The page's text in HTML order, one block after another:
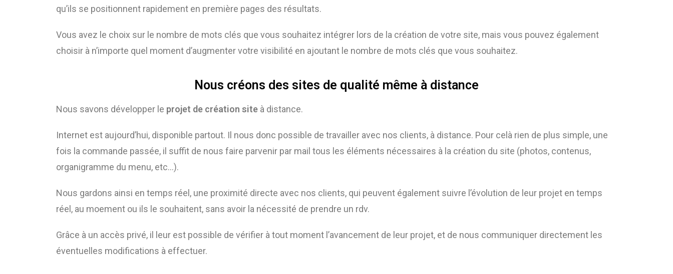
qu’ils se positionnent rapidement en première pages des résultats.
Vous avez le choix sur le nombre de mots clés que vous souhaitez intégrer lors de la création de votre site, mais vous pouvez également
choisir à n’importe quel moment d’augmenter votre visibilité en ajoutant le nombre de mots clés que vous souhaitez.
Nous créons des sites de qualité même à distance
Nous savons développer le projet de création site à distance.
Internet est aujourd’hui, disponible partout. Il nous donc possible de travailler avec nos clients, à distance. Pour celà rien de plus simple, une
fois la commande passée, il suffit de nous faire parvenir par mail tous les éléments nécessaires à la création du site (photos, contenus,
organigramme du menu, etc…).
Nous gardons ainsi en temps réel, une proximité directe avec nos clients, qui peuvent également suivre l’évolution de leur projet en temps
réel, au moement ou ils le souhaitent, sans avoir la nécessité de prendre un rdv.
Grâce à un accès privé, il leur est possible de vérifier à tout moment l’avancement de leur projet, et de nous communiquer directement les
éventuelles modifications à effectuer.